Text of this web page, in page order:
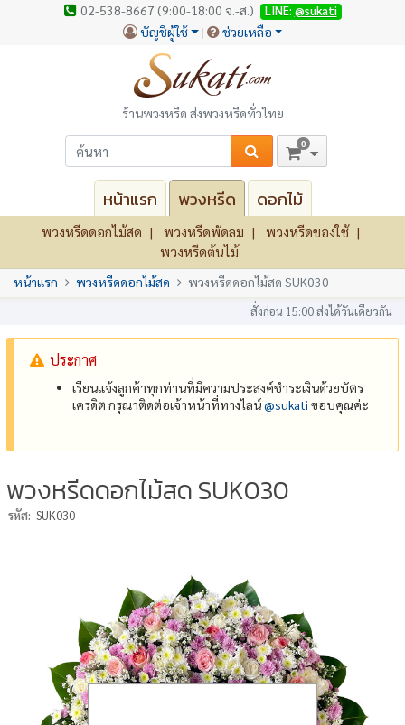
02-538-8667 (9:00-18:00 จ.-ส.) LINE: @sukati
บัญชีผู้ใช้ ช่วยเหลือ
ร้านพวงหรีด ส่งพวงหรีดทั่วไทย
0
หน้าแรก พวงหรีด ดอกไม้
พวงหรีดดอกไม้สด พวงหรีดพัดลม
พวงหรีดของใช้
พวงหรีดต้นไม้
หน้าแรก พวงหรีดดอกไม้สด พวงหรีดดอกไม้สด SUK030
สั่งก่อน 15:00 ส่งได้วันเดียวกัน
ประกาศ
เรียนแจ้งลูกค้าทุกท่านที่มีความประสงค์ชำระเงินด้วยบัตร
เครดิต กรุณาติดต่อเจ้าหน้าที่ทางไลน์@‌sukati ขอบคุณค่ะ
พวงหรีดดอกไม้สด SUK030
รหัส: SUK030